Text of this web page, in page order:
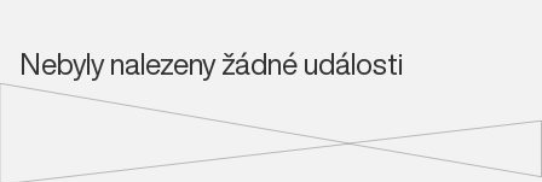
Nebyly nalezeny žádné události